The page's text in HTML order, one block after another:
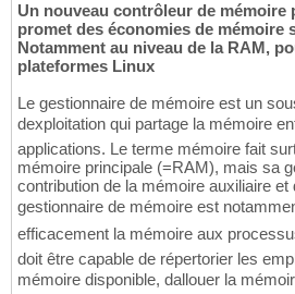
Un nouveau contrôleur de mémoire
promet des économies de mémoire
Notamment au niveau de la RAM,
plateformes Linux
Le gestionnaire de mémoire est un
dexploitation qui partage la mémoire
applications. Le terme mémoire fait
mémoire principale (=RAM), mais sa
contribution de la mémoire auxiliaire
gestionnaire de mémoire est
efficacement la mémoire aux
doit être capable de répertorier les
mémoire disponible, dallouer la